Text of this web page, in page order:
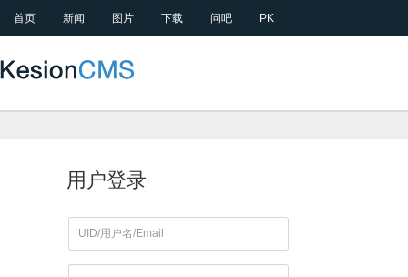
首页 新闻 图片 下载 问吧 PK
用户登录